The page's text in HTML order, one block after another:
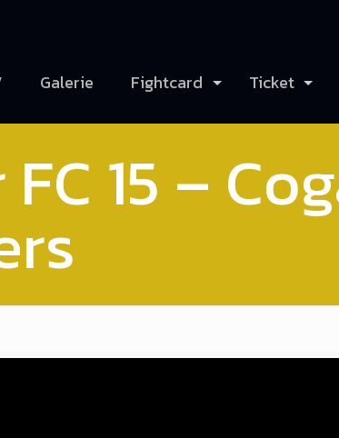
Galerie Fightcard Ticket
15 –